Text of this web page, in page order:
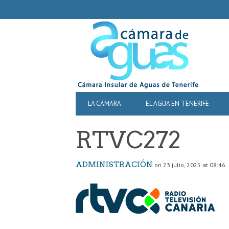
NAVIGATION
PRIMARY
NAVIGATION
LA CÁMARA EL AGUA EN TENERIFE
RTVC272
ADMINISTRACIÓN on 23 julio, 2025 at 08:46